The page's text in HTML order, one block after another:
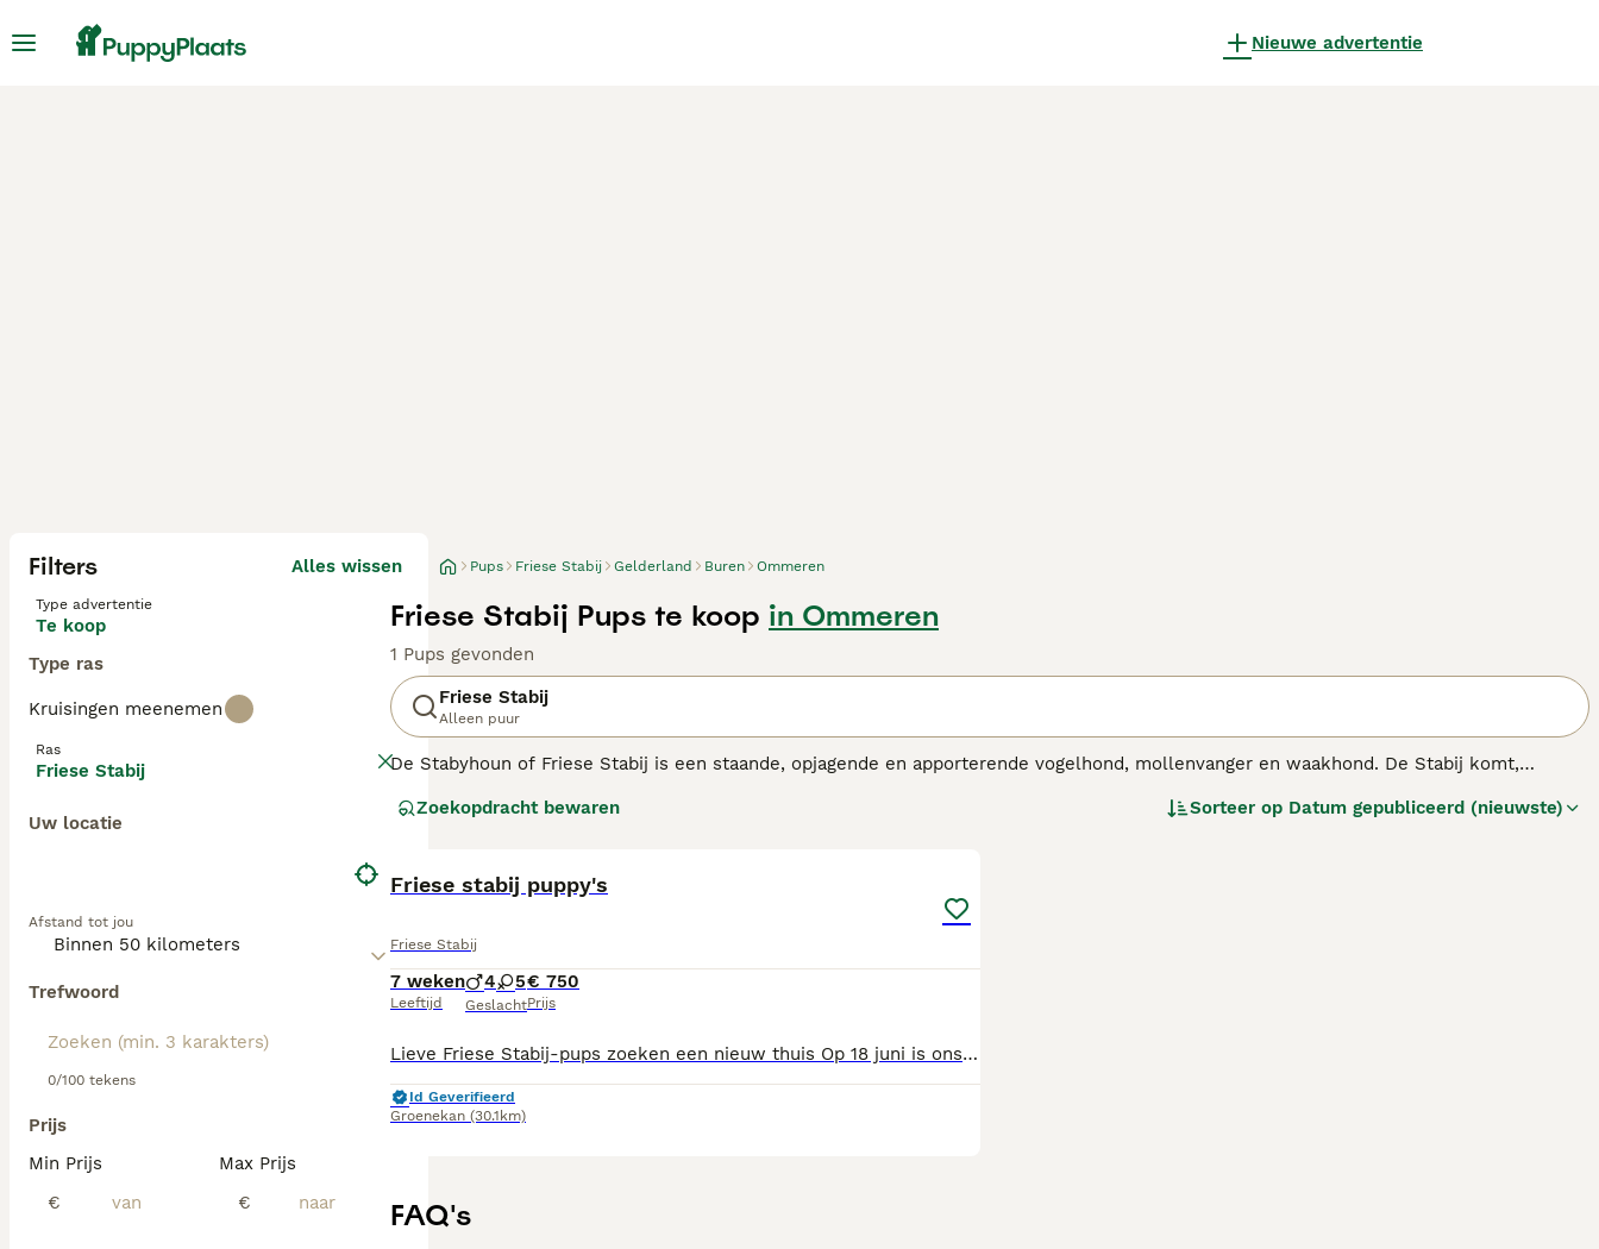
Nieuwe advertentie
Filters Alles wissen
Type advertentie
Te koop
Type ras
Kruisingen meenemen
Ras
Friese Stabij
Uw locatie
Afstand tot jou
Trefwoord
0/100 tekens
Prijs
Min Prijs
€
Max Prijs
€
Pups Friese Stabij Gelderland Buren Ommeren
Friese Stabij Pups te koop in Ommeren
1 Pups gevonden
Friese Stabij
Alleen puur
De Stabyhoun of Friese Stabij is een staande, opjagende en apporterende vogelhond, mollenvanger en waakhond. De Stabij komt,
uitstekende gezinshond.
Zoekopdracht bewaren Sorteer op Datum gepubliceerd (nieuwste)
Friese stabij puppy's
Friese Stabij
7 weken
Leeftijd
4 5
Geslacht
€ 750
Prijs
Lieve Friese Stabij-pups zoeken een nieuw thuis Op 18 juni is ons mooie nest van 10 Friese Stabij-pups geboren: 6 teefjes en 4 reutjes. De pups groeien op op onze boerderij, samen met kinderen, en wennen aan verschillende geluiden en dieren. We gaan regelmatig met ze wandelen, waardoor ze uitgroeien tot sociale en nieuwsgierige hondjes. Ze worden volgens schema ontwormd, zijn ontvlooid, gechipt en hebben een Europees paspoort. Ze zijn nagegeken door de dierenarts en goed gezond bevonden.Onze lieve pups mogen vanaf 13 augustus naar het nieuwe huisje toe. Telefoon nummer 0646603026
Id Geverifieerd
Groenekan (30.1km)
FAQ's